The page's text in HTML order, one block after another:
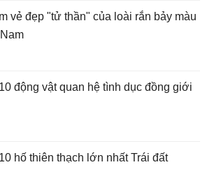
vẻ đẹp "tử thần" của loài rắn bảy màu
động vật quan hệ tình dục đồng giới
hố thiên thạch lớn nhất Trái đất